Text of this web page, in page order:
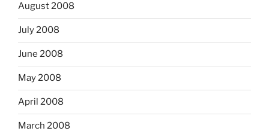
August 2008
July 2008
June 2008
May 2008
April 2008
March 2008